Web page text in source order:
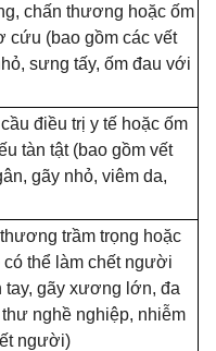
chấn thương hoặc ốm
cứu (bao gồm các vết
sưng tấy, ốm đau với
điều trị y tế hoặc ốm
u tàn tật (bao gồm vết
gãy nhỏ, viêm da,
trầm trọng hoặc
có thể làm chết người
tay, gãy xương lớn, đa
nghề nghiệp, nhiễm
người)